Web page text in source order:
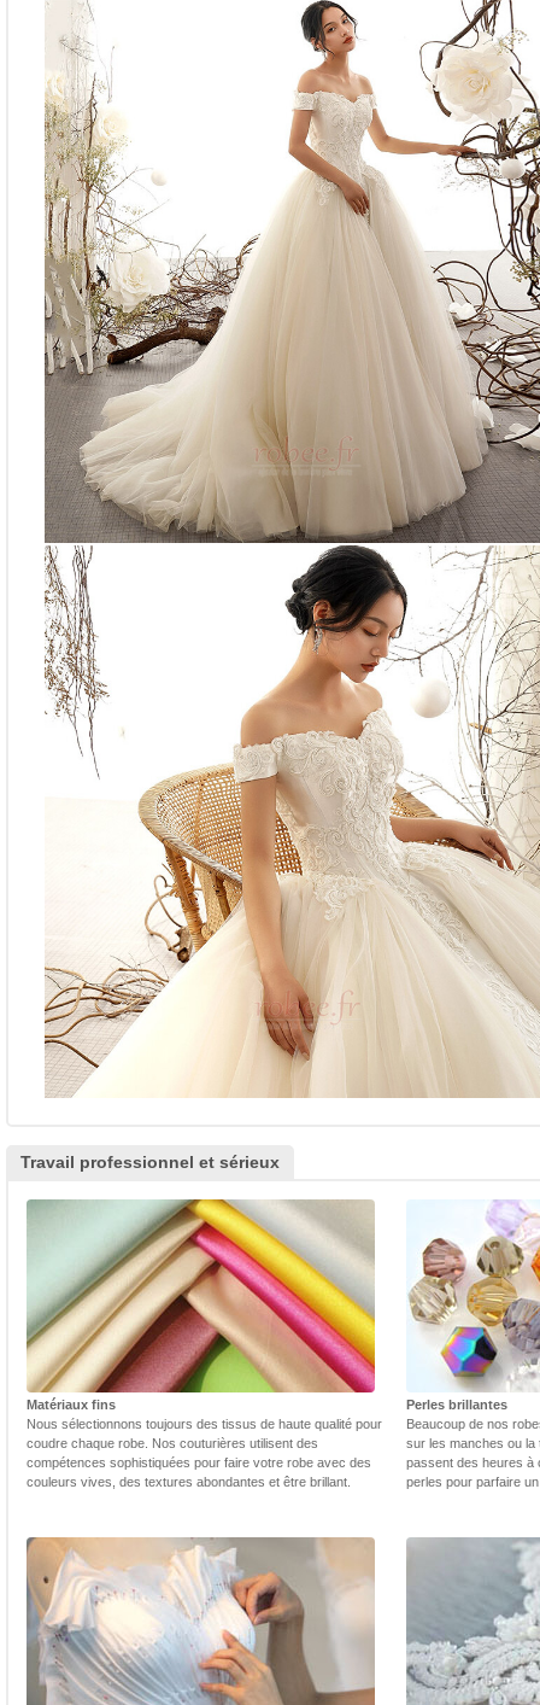
Travail professionnel et sérieux
Matériaux fins
Nous sélectionnons toujours des tissus de haute qualité pour
coudre chaque robe. Nos couturières utilisent des
compétences sophistiquées pour faire votre robe avec des
couleurs vives, des textures abondantes et être brillant.
Perles brillantes
Beaucoup de nos
sur les manches ou la
passent des heures à
perles pour parfaire